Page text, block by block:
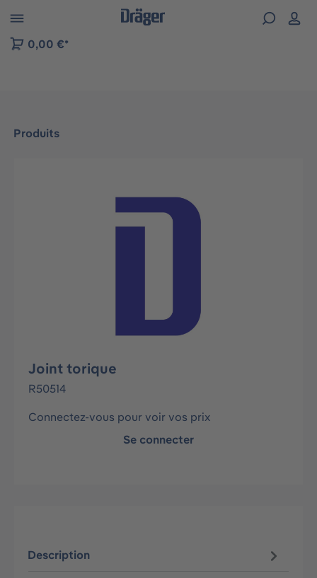
to B2B platform navigation
0,00 €*
Produits
Ignorer la galerie d'images
Joint torique
R50514
Connectez-vous pour voir vos prix
Se connecter
Description